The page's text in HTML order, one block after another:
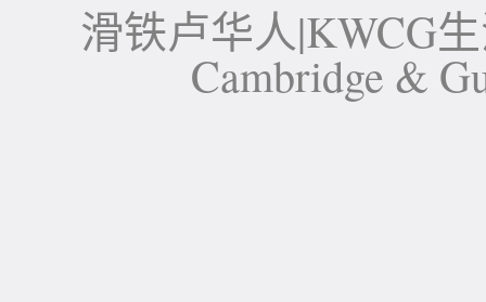
滑铁卢华人|KWCG
Cambridge &